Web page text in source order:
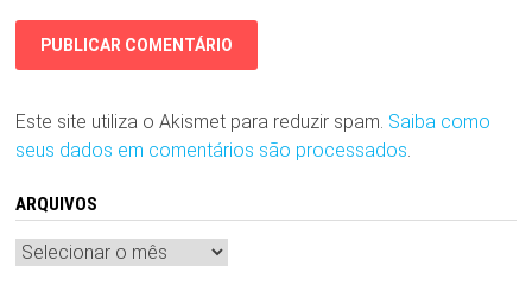
Este site utiliza o Akismet para reduzir spam. Saiba como
seus dados em comentários são processados
ARQUIVOS
Arquivos